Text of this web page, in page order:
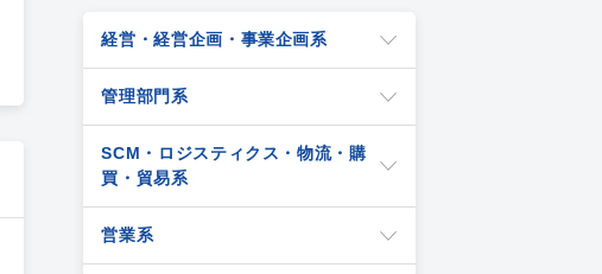
経営・経営企画・事業企画系
管理部門系
SCM・ロジスティクス・物流・購
買・貿易系
営業系